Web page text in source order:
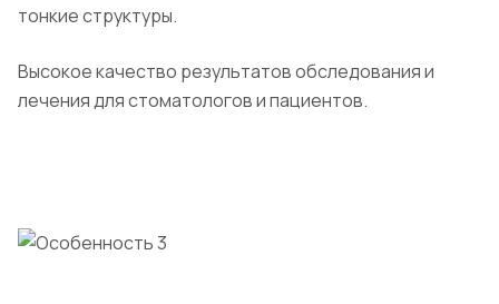
тонкие структуры.
Высокое качество результатов обследования и
лечения для стоматологов и пациентов.